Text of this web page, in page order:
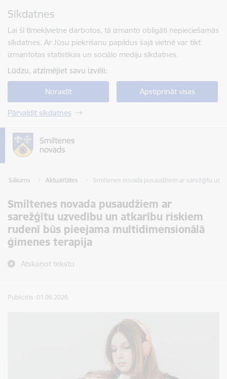
Sīkdatnes
Lai šī tīmekļvietne darbotos, tā izmanto obligāti nepieciešamās
sīkdatnes. Ar Jūsu piekrišanu papildus šajā vietnē var tikt
izmantotas statistikas un sociālo mediju sīkdatnes.
Lūdzu, atzīmējiet savu izvēli:
Noraidīt Apstiprināt visas
Pārvaldīt sīkdatnes
Sākums Aktualitātes Smiltenes novada pusaudžiem ar sarežģītu
Smiltenes novada pusaudžiem ar
sarežģītu uzvedību un atkarību riskiem
rudenī būs pieejama multidimensionālā
ģimenes terapija
Atskaņot tekstu
Publicēts: 01.06.2026.